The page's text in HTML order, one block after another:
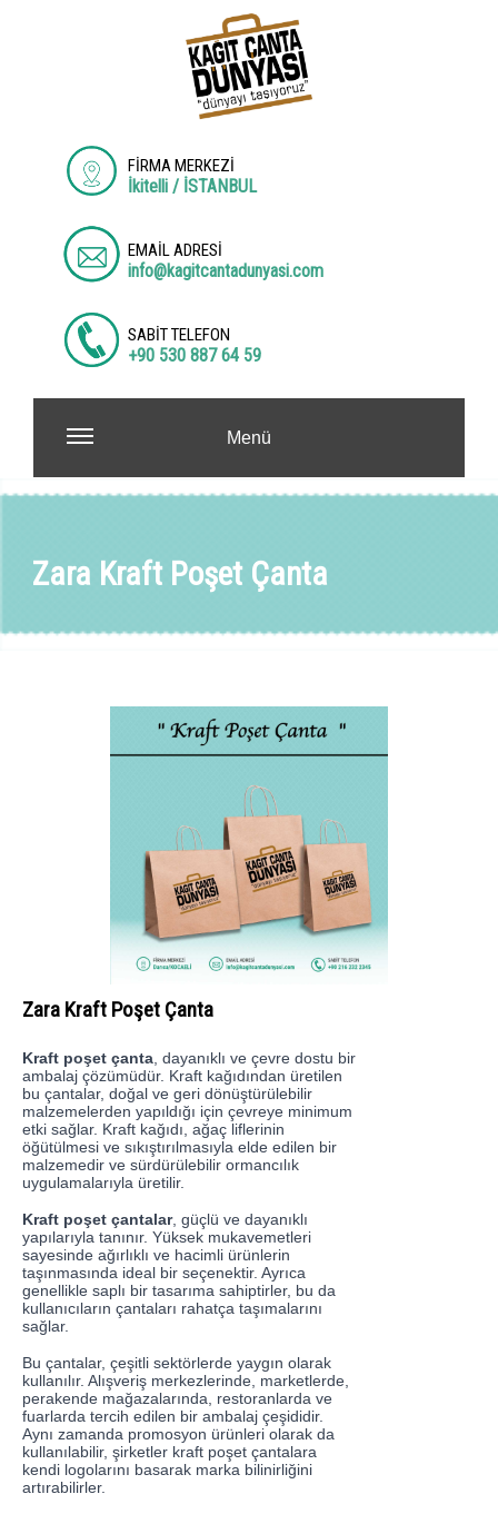
FİRMA MERKEZİ
İkitelli / İSTANBUL
EMAİL ADRESİ
info@kagitcantadunyasi.com
SABİT TELEFON
+90 530 887 64 59
Menü
Zara Kraft Poşet Çanta
Zara Kraft Poşet Çanta
Kraft poşet çanta , dayanıklı ve çevre dostu bir
ambalaj çözümüdür. Kraft kağıdından üretilen
bu çantalar, doğal ve geri dönüştürülebilir
malzemelerden yapıldığı için çevreye minimum
etki sağlar. Kraft kağıdı, ağaç liflerinin
öğütülmesi ve sıkıştırılmasıyla elde edilen bir
malzemedir ve sürdürülebilir ormancılık
uygulamalarıyla üretilir.
Kraft poşet çantalar, güçlü ve dayanıklı
yapılarıyla tanınır. Yüksek mukavemetleri
sayesinde ağırlıklı ve hacimli ürünlerin
taşınmasında ideal bir seçenektir. Ayrıca
genellikle saplı bir tasarıma sahiptirler, bu da
kullanıcıların çantaları rahatça taşımalarını
sağlar.
Bu çantalar, çeşitli sektörlerde yaygın olarak
kullanılır. Alışveriş merkezlerinde, marketlerde,
perakende mağazalarında, restoranlarda ve
fuarlarda tercih edilen bir ambalaj çeşididir.
Aynı zamanda promosyon ürünleri olarak da
kullanılabilir, şirketler kraft poşet çantalara
kendi logolarını basarak marka bilinirliğini
artırabilirler.